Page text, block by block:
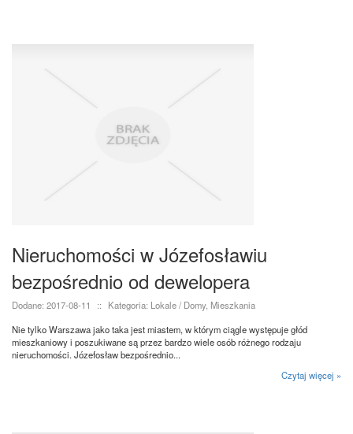
Nieruchomości w Józefosławiu
bezpośrednio od dewelopera
Dodane: 2017-08-11 ::
Kategoria: Lokale / Domy, Mieszkania
Nie tylko Warszawa jako taka jest miastem, w którym ciągle występuje głód
mieszkaniowy i poszukiwane są przez bardzo wiele osób różnego rodzaju
nieruchomości. Józefosław bezpośrednio...
Czytaj więcej »